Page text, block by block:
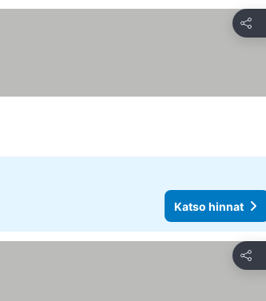
Jaa
Katso hinnat
Jaa